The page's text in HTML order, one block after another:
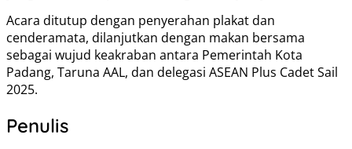
Acara ditutup dengan penyerahan plakat dan
cenderamata, dilanjutkan dengan makan bersama
sebagai wujud keakraban antara Pemerintah Kota
Padang, Taruna AAL, dan delegasi ASEAN Plus Cadet Sail
2025.
Penulis